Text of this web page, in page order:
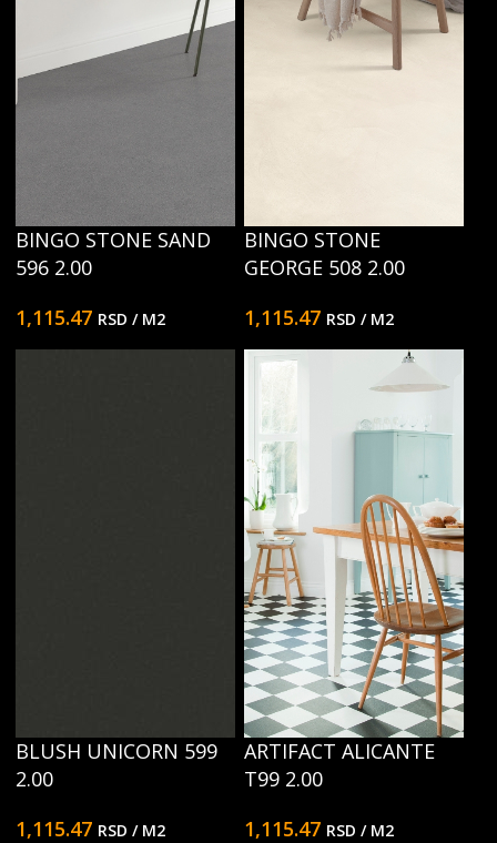
BINGO STONE SAND
596 2.00
1,115.47 RSD / M2
BINGO STONE
GEORGE 508 2.00
1,115.47 RSD / M2
BLUSH UNICORN 599
2.00
1,115.47 RSD / M2
ARTIFACT ALICANTE
T99 2.00
1,115.47 RSD / M2